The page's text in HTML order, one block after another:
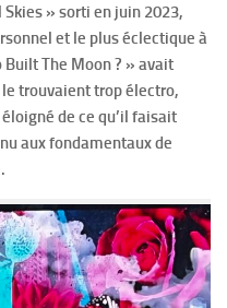
» sorti en juin 2023,
et le plus éclectique à
The Moon ? » avait
trouvaient trop électro,
de ce qu’il faisait
aux fondamentaux de